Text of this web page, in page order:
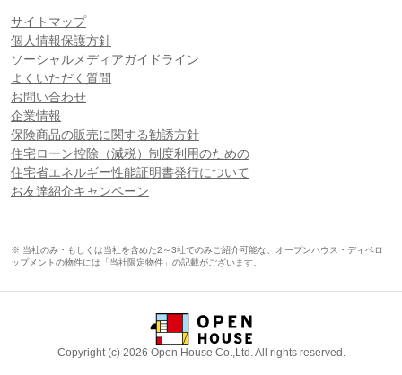
サイトマップ
個人情報保護方針
ソーシャルメディアガイドライン
よくいただく質問
お問い合わせ
企業情報
保険商品の販売に関する勧誘方針
住宅ローン控除（減税）制度利用のための
住宅省エネルギー性能証明書発行について
お友達紹介キャンペーン
※ 当社のみ・もしくは当社を含めた2～3社でのみご紹介可能な、オープンハウス・ディベロ
ップメントの物件には「当社限定物件」の記載がございます。
Copyright (c) 2026 Open House Co.,Ltd. All rights reserved.